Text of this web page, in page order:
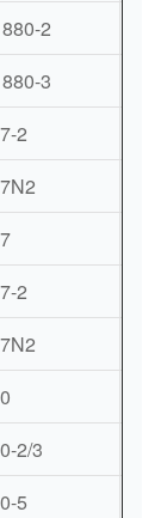
2
3
2
2
2/3
5